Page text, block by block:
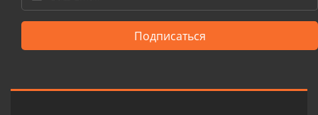
Подписаться